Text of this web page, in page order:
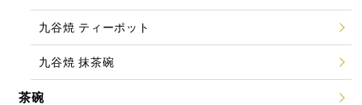
九谷焼 ティーポット
九谷焼 抹茶碗
茶碗